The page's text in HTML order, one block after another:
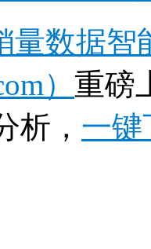
量数据
） 重磅
析， 一键